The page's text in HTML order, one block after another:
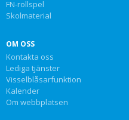
FN-rollspel
Skolmaterial
OM OSS
Kontakta oss
Lediga tjänster
Visselblåsarfunktion
Kalender
Om webbplatsen